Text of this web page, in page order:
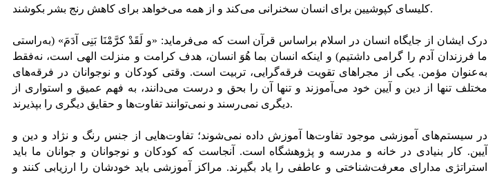
کلیسای کپوشیین برای انسان سخنرانی می‌کند و از همه می‌خواهد برای کاهش رنج بشر بکوشند.
درک ایشان از جایگاه انسان در اسلام براساس قرآن است که می‌فرماید: «و لَقَدْ کرَّمْنَا بَنِی آدَمَ» (به‌راستی
ما فرزندان آدم را گرامی داشتیم) و اینکه انسان بما هُوَ انسان، هدف کرامت و منزلت الهی است، نه‌فقط
به‌عنوان مؤمن. یکی از مجراهای تقویت فرقه‌گرایی، تربیت است. وقتی کودکان و نوجوانان در فرقه‌های
مختلف تنها از دین و آیین خود می‌آموزند و تنها آن را بحق و درست می‌دانند، به فهم عمیق و استواری از
دیگری نمی‌رسند و نمی‌توانند تفاوت‌ها و حقایق دیگری را بپذیرند.
در سیستم‌های آموزشی موجود تفاوت‌ها آموزش داده نمی‌شوند؛ تفاوت‌هایی از جنس رنگ و‌ نژاد و دین و
آیین. کار بنیادی در خانه و مدرسه و پژوهشگاه است. آنجاست که کودکان و نوجوانان و جوانان ما باید
استراتژی مدارای معرفت‌شناختی و عاطفی را یاد بگیرند. مراکز آموزشی باید خودشان را ارزیابی کنند و